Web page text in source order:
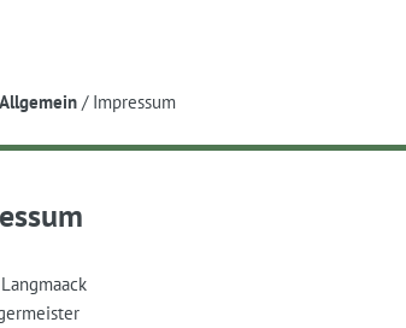
Allgemein / Impressum